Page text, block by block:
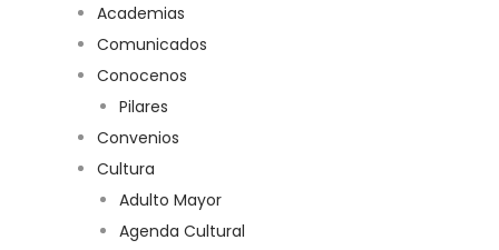
Academias
Comunicados
Conocenos
Pilares
Convenios
Cultura
Adulto Mayor
Agenda Cultural